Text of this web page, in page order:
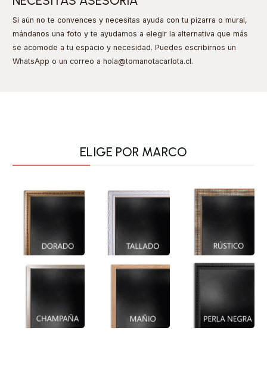
Si aún no te convences y necesitas ayuda con tu pizarra o mural,
mándanos una foto y te ayudamos a elegir la alternativa que más
se acomode a tu espacio y necesidad. Puedes escribirnos un
WhatsApp o un correo a hola@tomanotacarlota.cl.
ELIGE POR MARCO